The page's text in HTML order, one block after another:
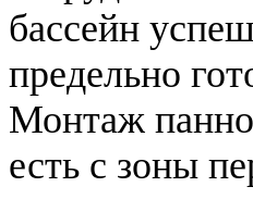
бассейн
предельно
Монтаж панно
есть с зоны